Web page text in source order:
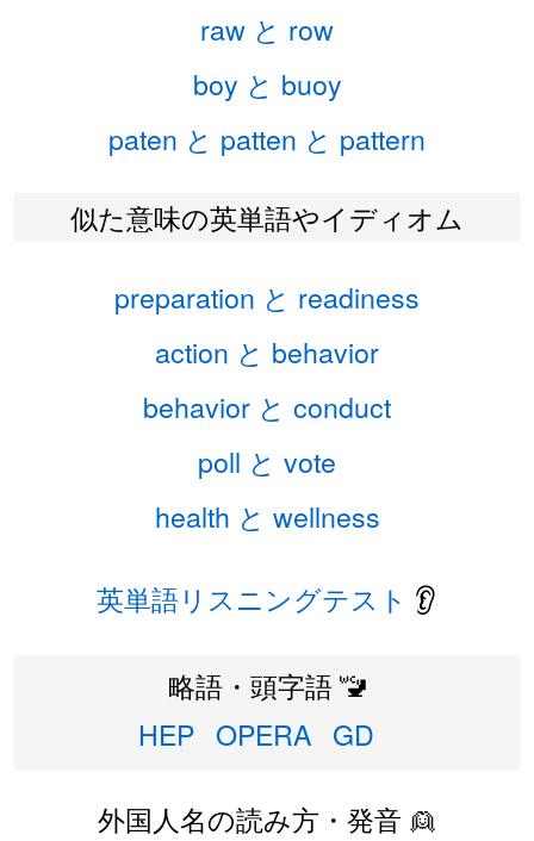
raw と row
boy と buoy
paten と patten と pattern
似た意味の英単語やイディオム
preparation と readiness
action と behavior
behavior と conduct
poll と vote
health と wellness
英単語リスニングテスト 👂
略語・頭字語 🚾
HEP OPERA GD
外国人名の読み方・発音 👱